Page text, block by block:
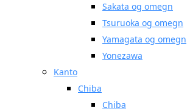
Sakata og omegn
Tsuruoka og omegn
Yamagata og omegn
Yonezawa
Kanto
Chiba
Chiba